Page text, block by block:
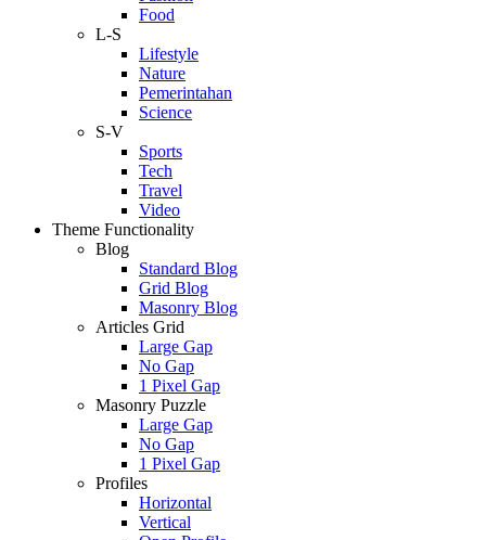
Food
L-S
Lifestyle
Nature
Pemerintahan
Science
S-V
Sports
Tech
Travel
Video
Theme Functionality
Blog
Standard Blog
Grid Blog
Masonry Blog
Articles Grid
Large Gap
No Gap
1 Pixel Gap
Masonry Puzzle
Large Gap
No Gap
1 Pixel Gap
Profiles
Horizontal
Vertical